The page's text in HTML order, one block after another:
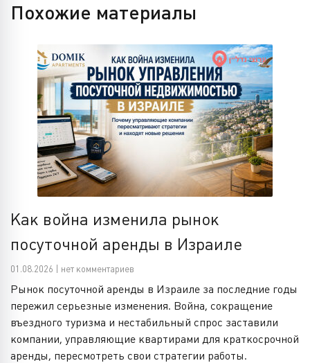
Похожие материалы
Как война изменила рынок
посуточной аренды в Израиле
01.08.2026 | нет комментариев
Рынок посуточной аренды в Израиле за последние годы
пережил серьезные изменения. Война, сокращение
въездного туризма и нестабильный спрос заставили
компании, управляющие квартирами для краткосрочной
аренды, пересмотреть свои стратегии работы.